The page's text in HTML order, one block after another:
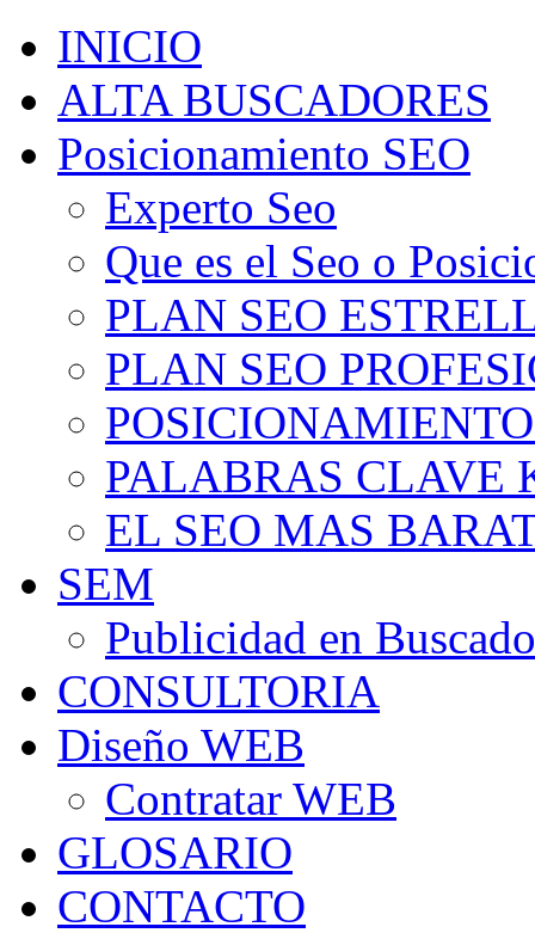
INICIO
ALTA BUSCADORES
Posicionamiento SEO
Experto Seo
Que es el Seo o
PLAN SEO
PLAN SEO
PALABRAS CLAVE
EL SEO MAS
SEM
Publicidad en
CONSULTORIA
Diseño WEB
Contratar WEB
GLOSARIO
CONTACTO